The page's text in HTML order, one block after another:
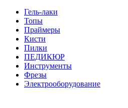
Гель-лаки
Топы
Праймеры
Кисти
Пилки
ПЕДИКЮР
Инструменты
Фрезы
Электрооборудование